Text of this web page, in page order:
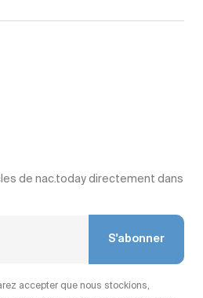
de nac.today directement dans
S'abonner
accepter que nous stockions,